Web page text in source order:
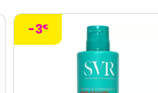
-3€